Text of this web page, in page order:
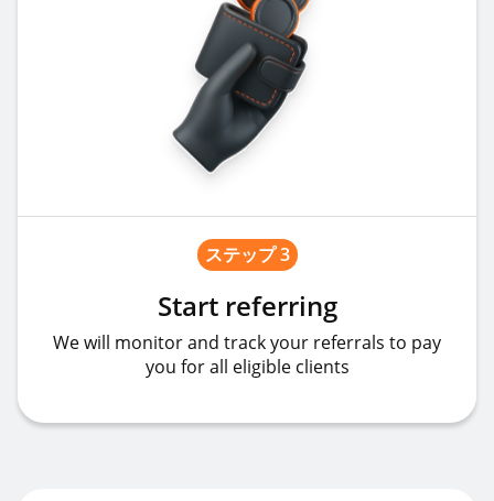
ステップ 3
Start referring
We will monitor and track your referrals to pay
you for all eligible clients